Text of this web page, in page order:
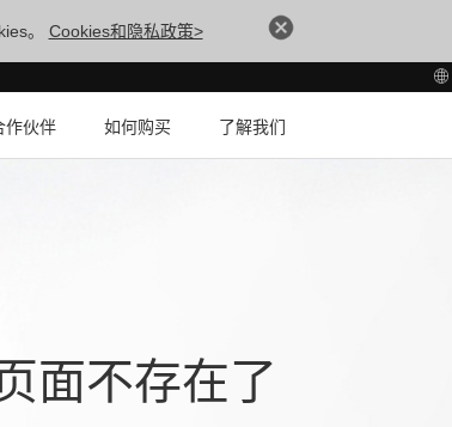
。 Cookies和隐私政策>
作伙伴 如何购买 了解我们
面不存在了